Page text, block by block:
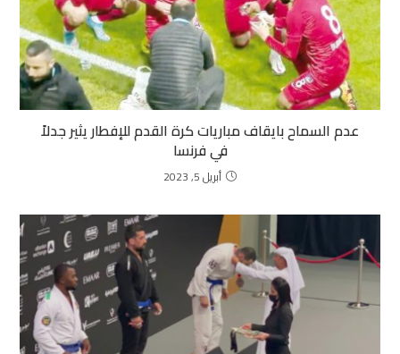
عدم السماح بايقاف مباريات كرة القدم للإفطار يثير جدلاً
في فرنسا
أبريل 5, 2023